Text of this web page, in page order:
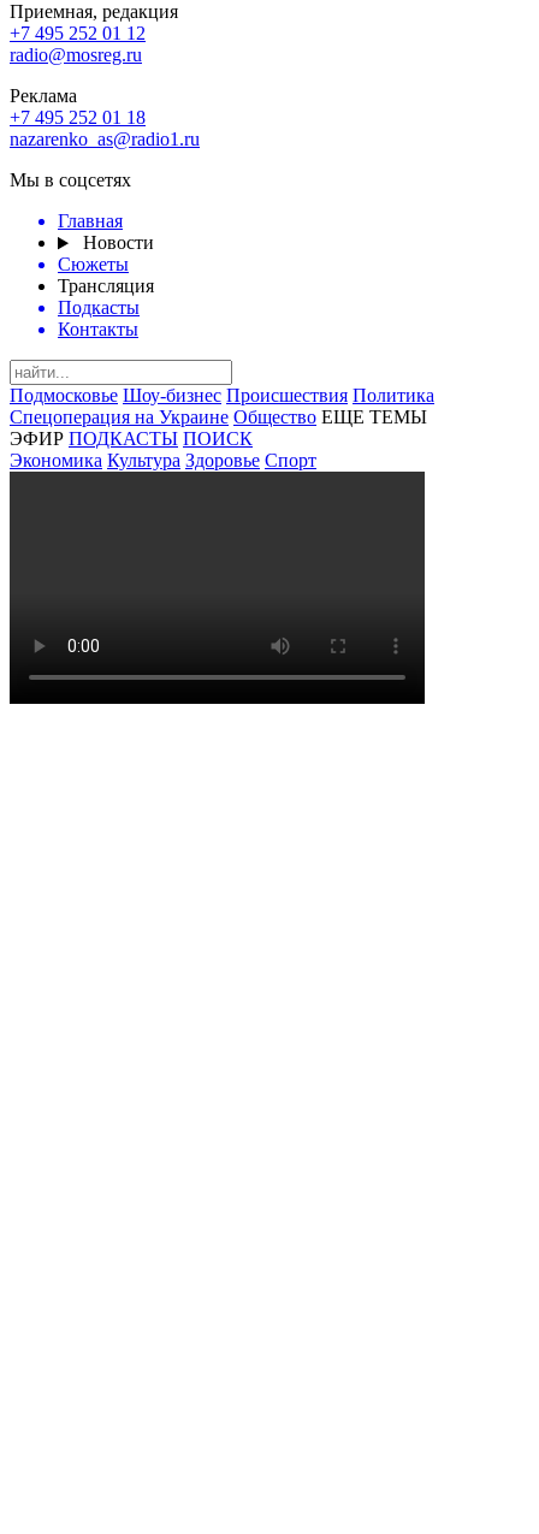
Приемная, редакция
+7 495 252 01 12
radio@mosreg.ru
Реклама
+7 495 252 01 18
nazarenko_as@radio1.ru
Мы в соцсетях
Главная
Новости
Сюжеты
Трансляция
Подкасты
Контакты
Подмосковье Шоу-бизнес Происшествия Политика
Спецоперация на Украине Общество ЕЩЕ ТЕМЫ
ЭФИР ПОДКАСТЫ ПОИСК
Экономика Культура Здоровье Спорт